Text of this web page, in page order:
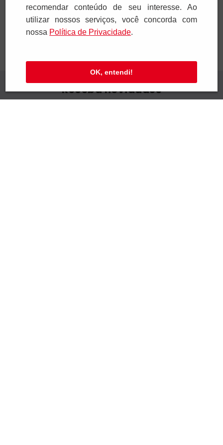
Adicionar Adicionar
Receba novidades
recomendar conteúdo de seu interesse. Ao
utilizar nossos serviços, você concorda com
nossa Polí­tica de Privacidade.
OK, entendi!